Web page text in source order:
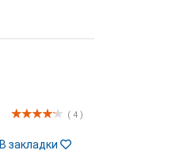
( 4 )
В закладки